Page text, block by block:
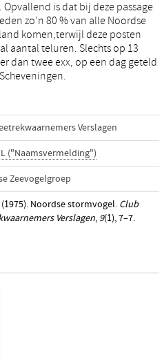
is dat bij deze passage
zo’n 80 % van alle Noordse
komen,terwijl deze posten
aantal teluren. Slechts op 13
dan twee exx, op een dag geteld
Verslagen
("Naamsvermelding")
Zeevogelgroep
Noordse stormvogel. Club
Verslagen, 9(1), 7–7.